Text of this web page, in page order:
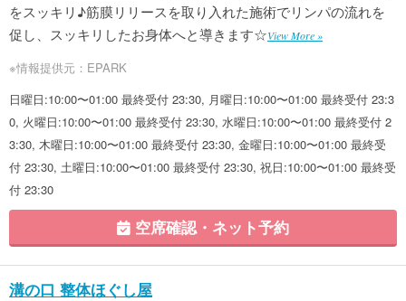
をスッキリ♪筋膜リリースを取り入れた施術でリンパの流れを
促し、スッキリしたお身体へと導きます☆View More »
※情報提供元：EPARK
日曜日:10:00〜01:00 最終受付 23:30, 月曜日:10:00〜01:00 最終受付 23:3
0, 火曜日:10:00〜01:00 最終受付 23:30, 水曜日:10:00〜01:00 最終受付 2
3:30, 木曜日:10:00〜01:00 最終受付 23:30, 金曜日:10:00〜01:00 最終受
付 23:30, 土曜日:10:00〜01:00 最終受付 23:30, 祝日:10:00〜01:00 最終受
付 23:30
空席確認・ネット予約
溝の口 整体ほぐし屋